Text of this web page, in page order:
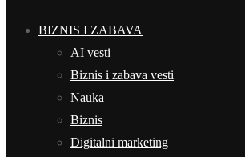
BIZNIS I ZABAVA
AI vesti
Biznis i zabava vesti
Nauka
Biznis
Digitalni marketing